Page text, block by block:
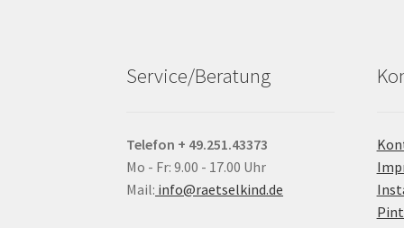
Service/Beratung
Telefon + 49.251.43373
Mo - Fr: 9.00 - 17.00 Uhr
Mail: info@raetselkind.de